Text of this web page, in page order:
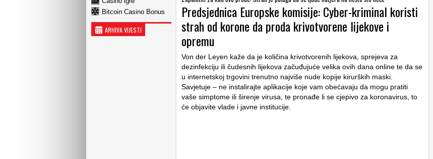
Bitcoin Casino Bonus
ARHIVA VIJESTI
Predsjednica Europske komisije: Cyber-kriminal koristi
strah od korone da proda krivotvorene lijekove i
opremu
Von der Leyen kaže da je količina krivotvorenih lijekova, sprejeva za
dezinfekciju ili čudesnih lijekova začuđujuće velika ovih dana online te da se
u internetskoj trgovini trenutno najviše nude kopije kirurških maski.
Savjetuje – ne instalirajte aplikacije koje vam obećavaju da mogu pratiti
vaše simptome ili širenje virusa, te pronađe li se cjepivo za koronavirus, to
će objavite vlade i javne institucije.